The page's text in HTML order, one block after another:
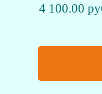
4 100.00